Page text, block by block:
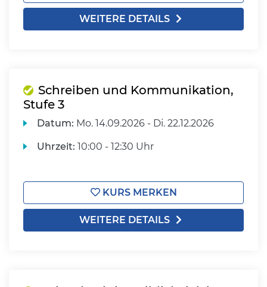
WEITERE DETAILS
Schreiben und Kommunikation,
Stufe 3
Datum: Mo. 14.09.2026 - Di. 22.12.2026
Uhrzeit: 10:00 - 12:30 Uhr
KURS MERKEN
WEITERE DETAILS